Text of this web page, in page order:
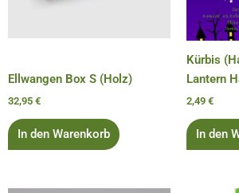
Ellwangen Box S (Holz)
32,95 €
In den Warenkorb
Kürbis
Lantern
2,49 €
In den